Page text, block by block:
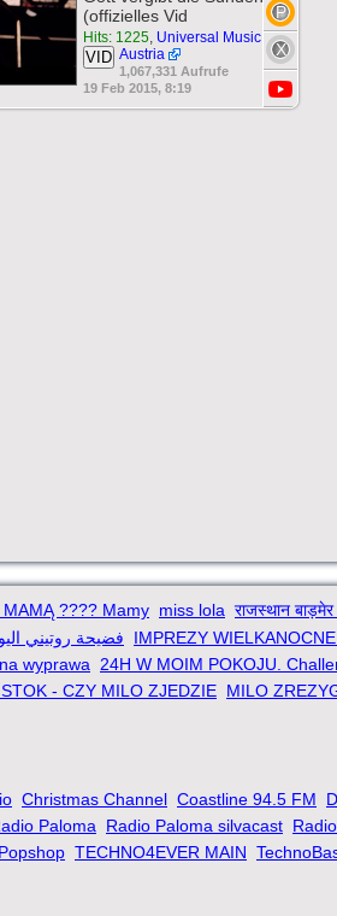
(offizielles Vid
Hits: 1225, Universal Music
Austria
VID
1,067,331 Aufrufe
19 Feb 2015, 8:19
MAMĄ ???? Mamy miss lola राजस्थान
فضيحة روتيني
IMPREZY
wyprawa 24H W MOIM POKOJU.
- CZY MILO ZJEDZIE MILO
Christmas Channel Coastline 94.5 FM
Paloma Radio Paloma silvacast
TECHNO4EVER MAIN